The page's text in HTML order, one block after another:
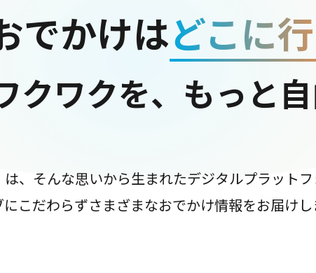
でかけはどこに
クワクを、もっと
は、そんな思いから生まれたデジタルプラット
にこだわらずさまざまなおでかけ情報をお届け